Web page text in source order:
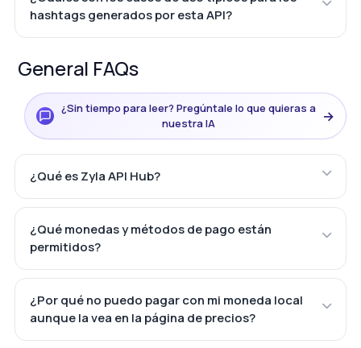
hashtags generados por esta API?
General FAQs
¿Sin tiempo para leer? Pregúntale lo que quieras a
nuestra IA
→
¿Qué es Zyla API Hub?
¿Qué monedas y métodos de pago están
permitidos?
¿Por qué no puedo pagar con mi moneda local
aunque la vea en la página de precios?